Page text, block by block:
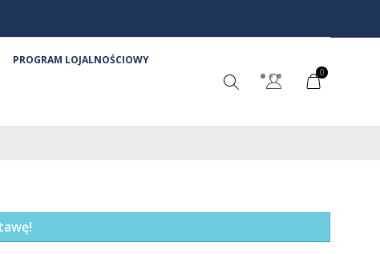
PROGRAM LOJALNOŚCIOWY
0